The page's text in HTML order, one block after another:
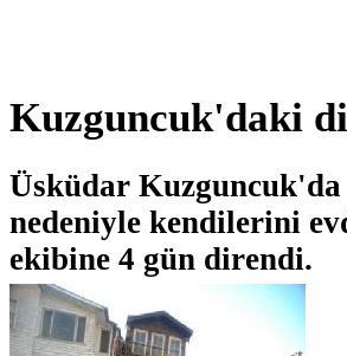
Kuzguncuk'daki
Üsküdar
nedeniyle kendilerini
ekibine 4 gün direndi.